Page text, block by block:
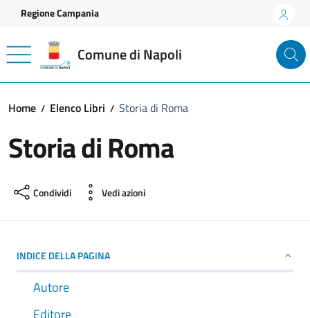
Vai ai contenuti
Vai al footer
Regione Campania
Comune di Napoli
Home Elenco Libri Storia di Roma
Storia di Roma
Condividi Vedi azioni
INDICE DELLA PAGINA
Autore
Editore